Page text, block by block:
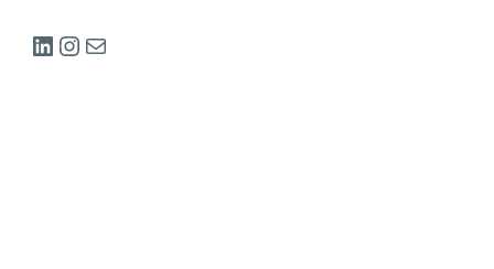
LinkedIn
Instagram
E-post